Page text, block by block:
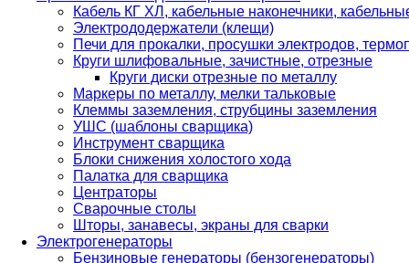
Кабель КГ ХЛ, кабельные наконечники,
Электрододержатели (клещи)
Печи для прокалки, просушки электродов,
Круги шлифовальные, зачистные, отрезные
Круги диски отрезные по металлу
Маркеры по металлу, мелки тальковые
Клеммы заземления, струбцины заземления
УШС (шаблоны сварщика)
Инструмент сварщика
Блоки снижения холостого хода
Палатка для сварщика
Центраторы
Сварочные столы
Шторы, занавесы, экраны для сварки
Электрогенераторы
Бензиновые генераторы (бензогенераторы)